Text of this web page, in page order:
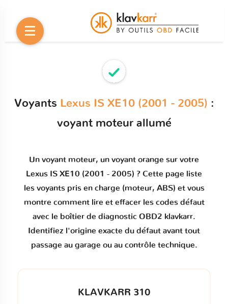
Voyants Lexus IS XE10 (2001 - 2005) :
voyant moteur allumé
Un voyant moteur, un voyant orange sur votre
Lexus IS XE10 (2001 - 2005) ? Cette page liste
les voyants pris en charge (moteur, ABS) et vous
montre comment lire et effacer les codes défaut
avec le boîtier de diagnostic OBD2 klavkarr.
Identifiez l'origine exacte du défaut avant tout
passage au garage ou au contrôle technique.
KLAVKARR 310